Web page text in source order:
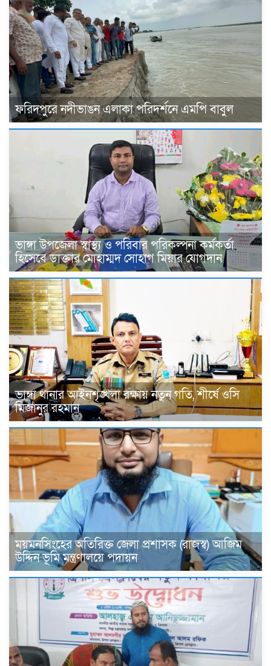
ফরিদপুরে নদীভাঙন এলাকা পরিদর্শনে এমপি বাবুল
ভাঙ্গা উপজেলা স্বাস্থ্য ও পরিবার পরিকল্পনা কর্মকর্তা
হিসেবে ডাক্তার মোহাম্মদ সোহাগ মিয়ার যোগদান
ভাঙ্গা থানার আইনশৃঙ্খলা রক্ষায় নতুন গতি, শীর্ষে ওসি
মিজানুর রহমান
ময়মনসিংহের অতিরিক্ত জেলা প্রশাসক (রাজস্ব) আজিম
উদ্দিন ভূমি মন্ত্রণালয়ে পদায়ন